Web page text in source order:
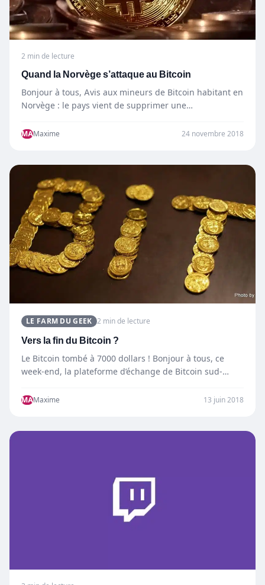
2 min de lecture
Quand la Norvège s’attaque au Bitcoin
Bonjour à tous, Avis aux mineurs de Bitcoin habitant en
Norvège : le pays vient de supprimer une…
MAMaxime 24 novembre 2018
LE FARM DU GEEK 2 min de lecture
Vers la fin du Bitcoin ?
Le Bitcoin tombé à 7000 dollars ! Bonjour à tous, ce
week-end, la plateforme d’échange de Bitcoin sud-
MAMaxime 13 juin 2018